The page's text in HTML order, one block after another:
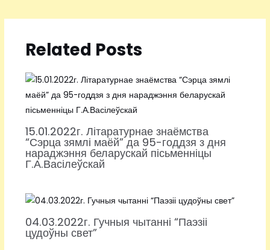
Related Posts
15.01.2022г. Літаратурнае знаёмства
“Сэрца зямлі маёй” да 95-годдзя з дня
нараджэння беларускай пісьменніцы
Г.А.Васілеўскай
04.03.2022г. Гучныя чытанні “Паэзіі
цудоўны свет”